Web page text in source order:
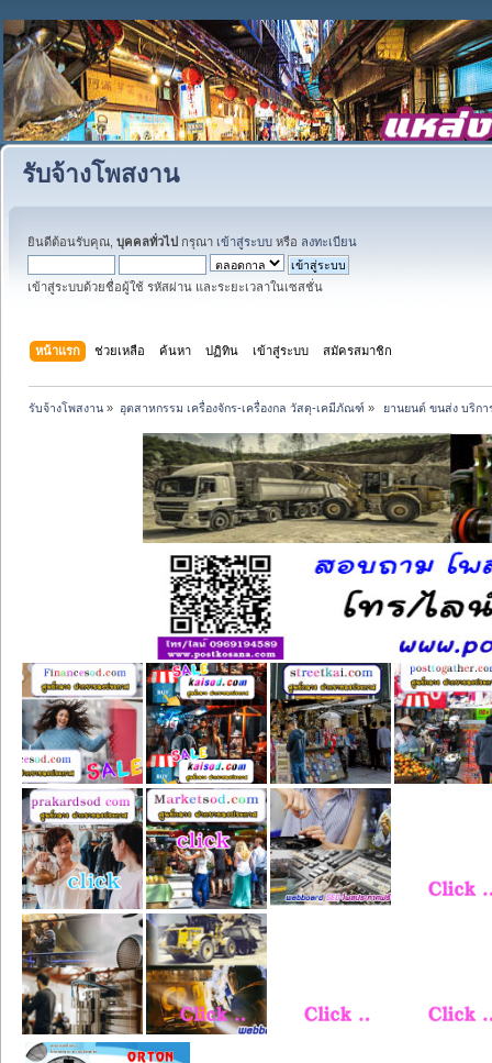
รับจ้างโพสงาน
ยินดีต้อนรับคุณ, บุคคลทั่วไป กรุณา เข้าสู่ระบบ หรือ ลงทะเบียน
เข้าสู่ระบบด้วยชื่อผู้ใช้ รหัสผ่าน และระยะเวลาในเซสชั่น
หน้าแรก ช่วยเหลือ ค้นหา ปฏิทิน เข้าสู่ระบบ สมัครสมาชิก
รับจ้างโพสงาน » อุตสาหกรรม เครื่องจักร-เครื่องกล วัสดุ-เคมีภัณฑ์ » ยานยนต์ ขนส่ง บริก